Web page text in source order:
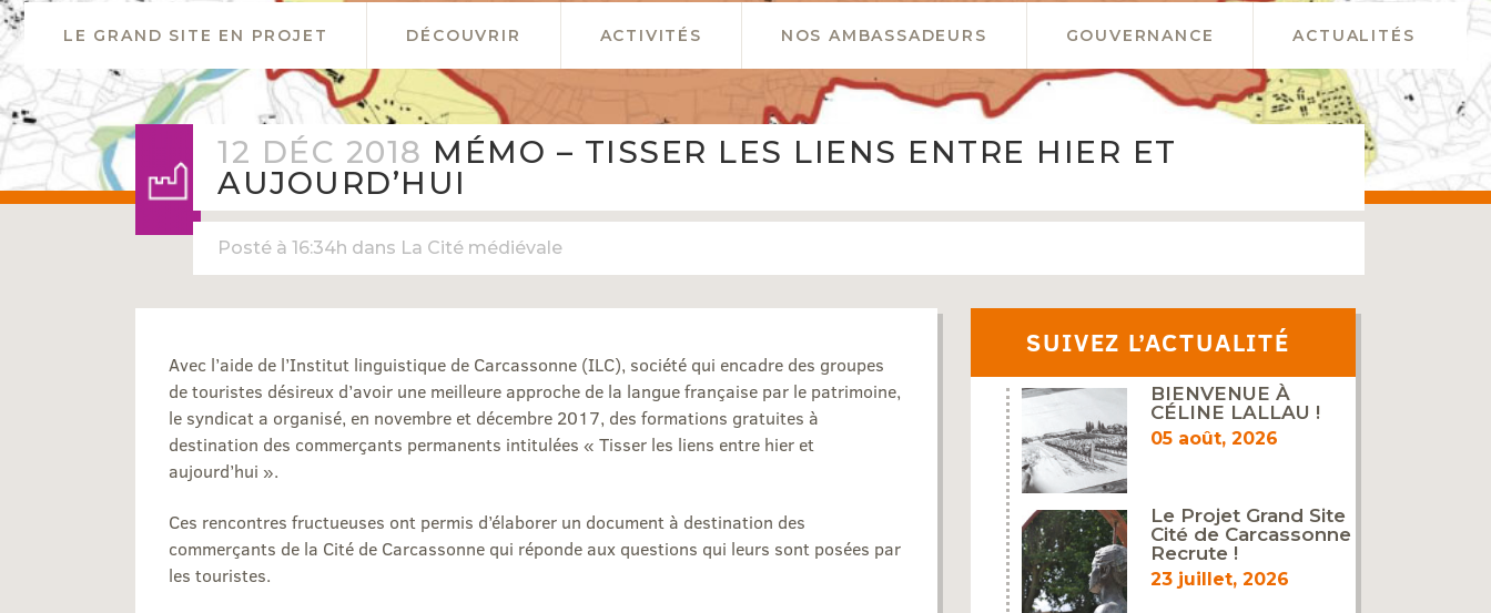
LE GRAND SITE EN PROJET DÉCOUVRIR ACTIVITÉS NOS AMBASSADEURS GOUVERNANCE ACTUALITÉS
12 DÉC 2018 MÉMO – TISSER LES LIENS ENTRE HIER ET
AUJOURD’HUI
Posté à 16:34h dans La Cité médiévale
Avec l’aide de l’Institut linguistique de Carcassonne (ILC), société qui encadre des groupes
de touristes désireux d’avoir une meilleure approche de la langue française par le patrimoine,
le syndicat a organisé, en novembre et décembre 2017, des formations gratuites à
destination des commerçants permanents intitulées « Tisser les liens entre hier et
aujourd’hui ».
Ces rencontres fructueuses ont permis d’élaborer un document à destination des
commerçants de la Cité de Carcassonne qui réponde aux questions qui leurs sont posées par
les touristes.
SUIVEZ L’ACTUALITÉ
BIENVENUE À
CÉLINE LALLAU !
05 août, 2026
Le Projet Grand Site
Cité de Carcassonne
Recrute !
23 juillet, 2026